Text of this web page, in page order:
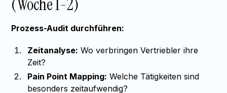
(Woche 1-2)
Prozess-Audit durchführen:
Zeitanalyse: Wo verbringen Vertriebler ihre
Zeit?
Pain Point Mapping: Welche Tätigkeiten sind
besonders zeitaufwendig?